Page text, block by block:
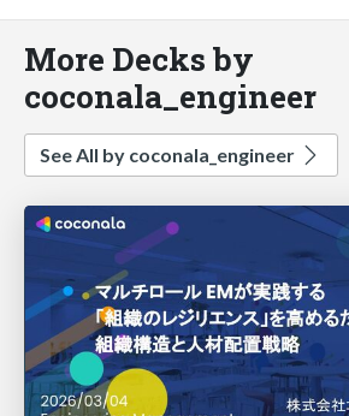
More Decks by
coconala_engineer
See All by coconala_engineer